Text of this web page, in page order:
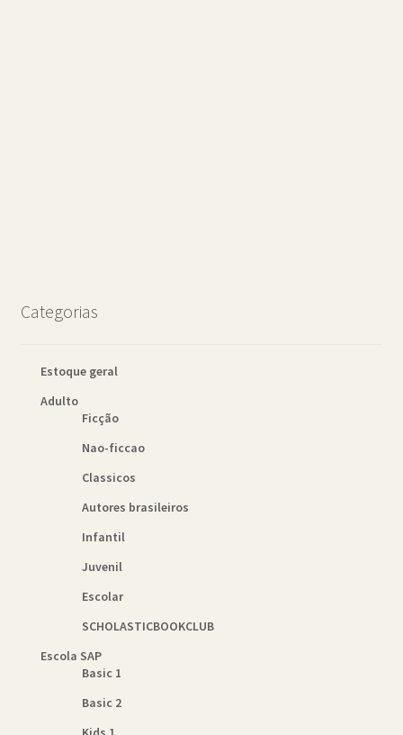
Categorias
Estoque geral
Adulto
Ficção
Nao-ficcao
Classicos
Autores brasileiros
Infantil
Juvenil
Escolar
SCHOLASTICBOOKCLUB
Escola SAP
Basic 1
Basic 2